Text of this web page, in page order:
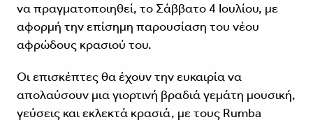
να πραγματοποιηθεί, το Σάββατο 4 Ιουλίου, με
αφορμή την επίσημη παρουσίαση του νέου
αφρώδους κρασιού του.
Οι επισκέπτες θα έχουν την ευκαιρία να
απολαύσουν μια γιορτινή βραδιά γεμάτη μουσική,
γεύσεις και εκλεκτά κρασιά, με τους Rumba